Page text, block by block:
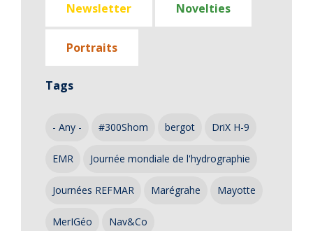
Newsletter Novelties
Portraits
Tags
- Any - #300Shom bergot DriX H-9
EMR Journée mondiale de l'hydrographie
Journées REFMAR Marégrahe Mayotte
MerIGéo Nav&Co